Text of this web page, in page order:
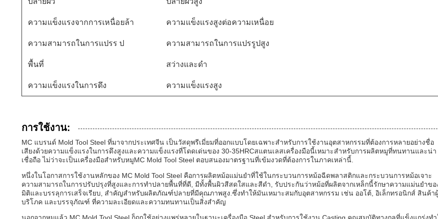
ความแข็งแรงจากการเหนื่อยล้า ความแข็งแรงสูงต่อความเหนื่อย
ความสามารถในการแปรร ป ความสามารถในการแปรรูปสูง
พื้นที่ สว่างและดํา
ความแข็งแรงในการดึง ความแข็งแรงสูง
การใช้งาน:
MC แบรนด์ Mold Tool Steel ที่มาจากประเทศจีน เป็นวัสดุพรีเมี่ยมที่ออกแบบโดยเฉพาะสําหรับการใช้งานอุตสาหกรรมที่ต้องการหลายอย่างชื่อ
เสียงด้วยความแข็งแรงในการดึงสูงและความแข็งแรงที่โดดเด่นของ 30-35HRCสแตนเลสเครื่องมือนี้เหมาะสําหรับการผลิตหมูที่ทนทานและน่า
เชื่อถือ ไม่ว่าจะเป็นเครื่องมือสําหรับหมูMC Mold Tool Steel ตอบสนองมาตรฐานที่เข้มงวดที่ต้องการในภาคเหล่านี้.
หนึ่งในโอกาสการใช้งานหลักของ MC Mold Tool Steel คือการผลิตหม้อแม่นยําที่ใช้ในกระบวนการหม้อฉีดพลาสติกและกระบวนการหม้อเจาะ
ความสามารถในการปรับปรุงที่สูงและการทําปลายพื้นที่ที่ดี, มีทั้งพื้นผิวสีสดใสและสีดํา, รับประกันว่าหม้อที่ผลิตจากเหล็กนี้รักษาความแม่นยําขอ
มิติและบรรลุการเสร็จเรียบ, สําคัญสําหรับผลิตภัณฑ์ปลายที่มีคุณภาพสูง.ซึ่งทําให้มันเหมาะสมกับอุตสาหกรรม เช่น ออโต้, อิเล็กทรอนิกส์ สินค้าผู้
บริโภค และบรรจุภัณฑ์ ที่ความละเอียดและความทนทานเป็นสิ่งสําคัญ